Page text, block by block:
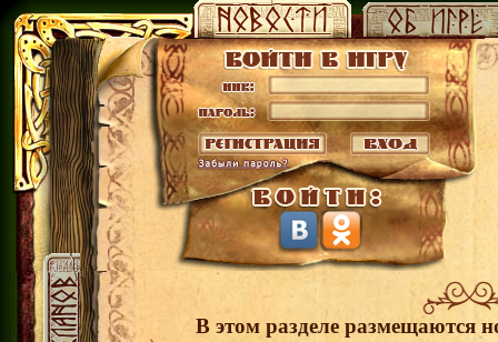
В этом разделе размещаются